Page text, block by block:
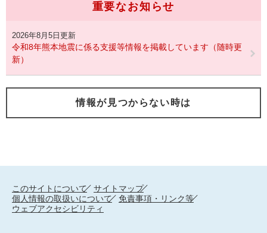
重要なお知らせ
2026年8月5日更新
令和8年熊本地震に係る支援等情報を掲載しています（随時更
新）
情報が見つからない時は
このサイトについて
サイトマップ
個人情報の取扱いについて
免責事項・リンク等
ウェブアクセシビリティ